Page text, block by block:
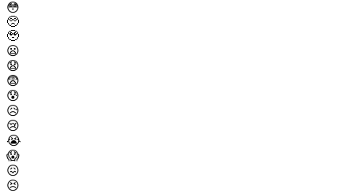
😳
🥺
🥹
😦
😧
😨
😰
😥
😢
😭
😱
😖
😣